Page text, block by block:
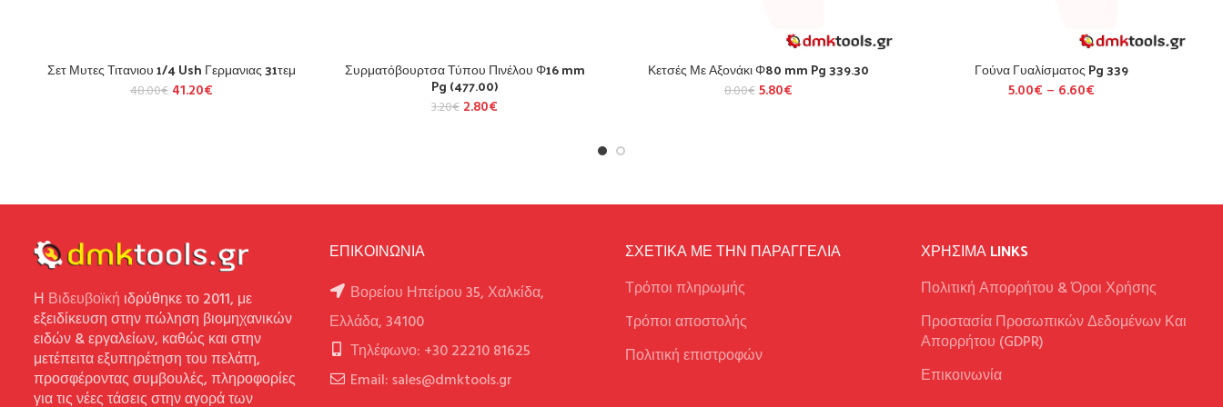
Σετ Μυτες Τιτανιου 1/4 Ush Γερμανιας 31τεμ
48.00€ 41.20€
Συρματόβουρτσα Τύπου Πινέλου Φ16 mm
Pg (477.00)
3.20€ 2.80€
Κετσές Με Αξονάκι Φ80 mm Pg 339.30
8.00€ 5.80€
Γούνα Γυαλίσματος Pg 339
5.00€ – 6.60€
Η Βιδευβοϊκή ιδρύθηκε το 2011, με
εξειδίκευση στην πώληση βιομηχανικών
ειδών & εργαλείων, καθώς και στην
μετέπειτα εξυπηρέτηση του πελάτη,
προσφέροντας συμβουλές, πληροφορίες
για τις νέες τάσεις στην αγορά των
ΕΠΙΚΟΙΝΩΝΙΑ
Βορείου Ηπείρου 35, Χαλκίδα,
Ελλάδα, 34100
Τηλέφωνο: +30 22210 81625
Email: sales@dmktools.gr
ΣΧΕΤΙΚΑ ΜΕ ΤΗΝ ΠΑΡΑΓΓΕΛΙΑ
Τρόποι πληρωμής
Tρόποι αποστολής
Πολιτική επιστροφών
ΧΡΉΣΙΜΑ LINKS
Πολιτική Απορρήτου & Όροι Χρήσης
Προστασία Προσωπικών Δεδομένων Και
Απορρήτου (GDPR)
Επικοινωνία